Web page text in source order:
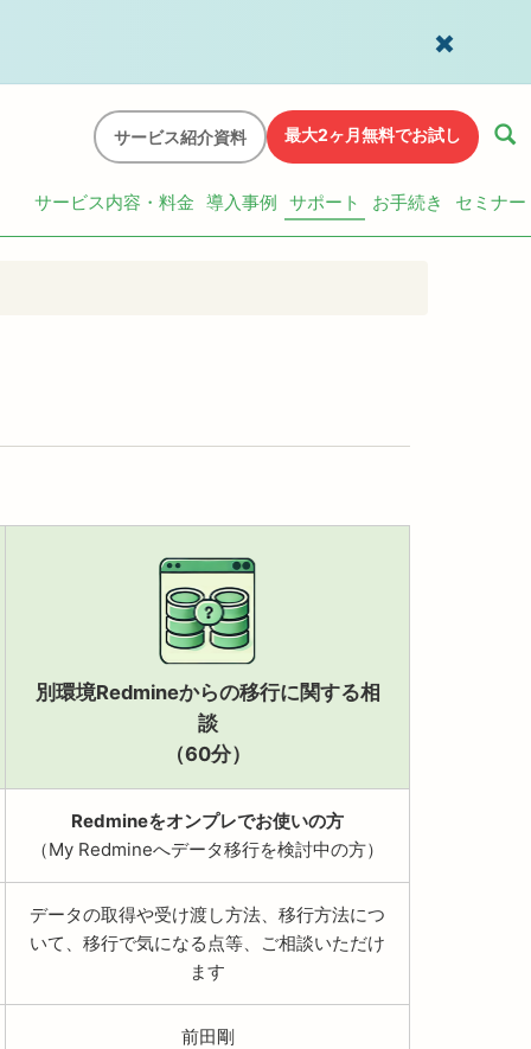
サービス紹介資料 最大2ヶ月無料でお試し
サービス内容・料金 導入事例 サポート お手続き セミナー
別環境Redmineからの移行に関する相
談
（60分）
Redmineをオンプレでお使いの方
（My Redmineへデータ移行を検討中の方）
データの取得や受け渡し方法、移行方法につ
いて、移行で気になる点等、ご相談いただけ
ます
前田剛